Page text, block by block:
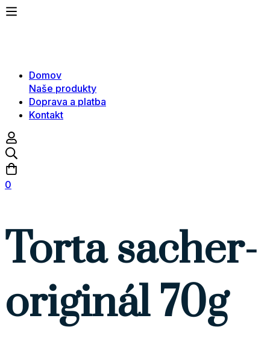
Domov
Naše produkty
Doprava a platba
Kontakt
0
Torta sacher-
originál 70g